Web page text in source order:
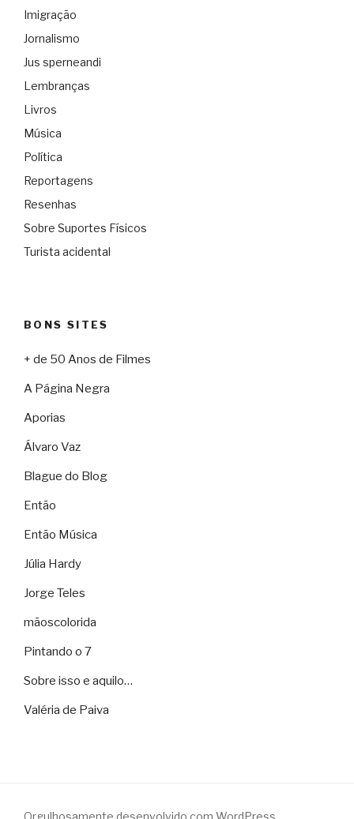
Imigração
Jornalismo
Jus sperneandi
Lembranças
Livros
Música
Política
Reportagens
Resenhas
Sobre Suportes Físicos
Turista acidental
BONS SITES
+ de 50 Anos de Filmes
A Página Negra
Aporias
Álvaro Vaz
Blague do Blog
Então
Então Música
Júlia Hardy
Jorge Teles
mãoscolorida
Pintando o 7
Sobre isso e aquilo…
Valéria de Paiva